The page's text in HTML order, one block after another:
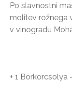
Po slavnostni
molitev rožnega
v vinogradu
+ 1 Borkorcsolya